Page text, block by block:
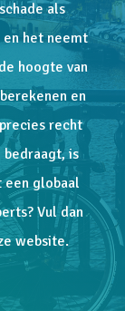
als
het neemt
hoogte van
en
recht
bedraagt, is
een globaal
Vul dan
website.